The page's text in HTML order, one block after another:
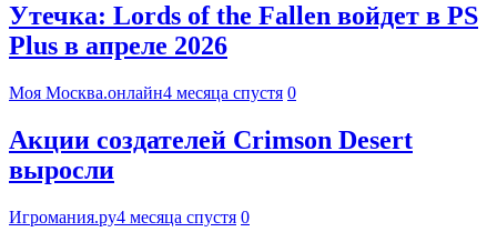
Утечка: Lords of the Fallen войдет в PS
Plus в апреле 2026
Моя Москва.онлайн4 месяца спустя 0
Акции создателей Crimson Desert
выросли
Игромания.ру4 месяца спустя 0